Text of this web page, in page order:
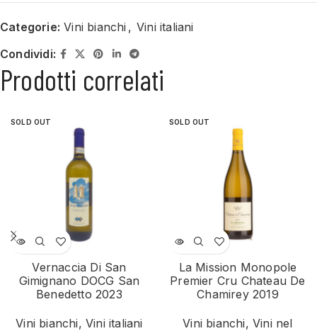
Categorie: Vini bianchi , Vini italiani
Condividi:
Prodotti correlati
SOLD OUT
Vernaccia Di San
Gimignano DOCG San
Benedetto 2023
Vini bianchi,Vini italiani
SOLD OUT
La Mission Monopole
Premier Cru Chateau De
Chamirey 2019
Vini bianchi,Vini nel